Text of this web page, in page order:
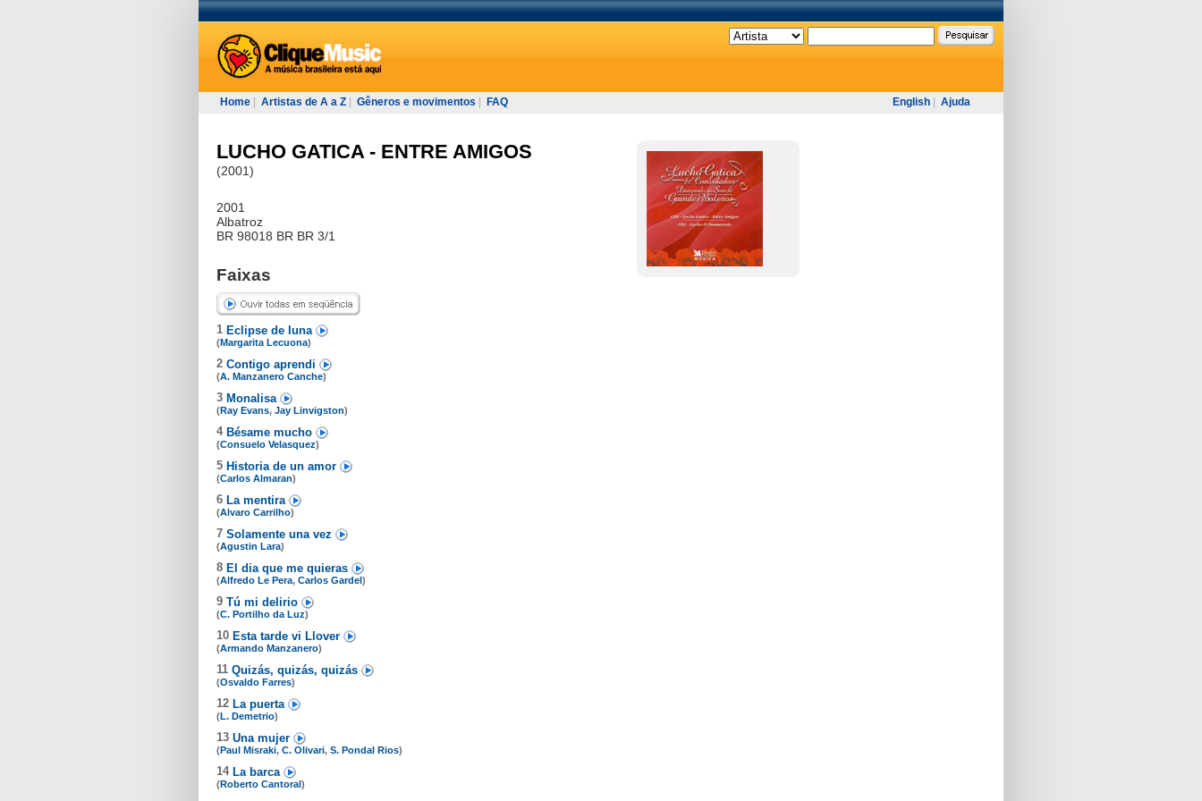
Home Artistas de A a Z Gêneros e movimentos FAQ English Ajuda
LUCHO GATICA - ENTRE AMIGOS
(2001)
2001
Albatroz
BR 98018 BR BR 3/1
Faixas
1 Eclipse de luna
(Margarita Lecuona)
2 Contigo aprendi
(A. Manzanero Canche)
3 Monalisa
(Ray Evans, Jay Linvigston)
4 Bésame mucho
(Consuelo Velasquez)
5 Historia de un amor
(Carlos Almaran)
6 La mentira
(Alvaro Carrilho)
7 Solamente una vez
(Agustin Lara)
8 El dia que me quieras
(Alfredo Le Pera, Carlos Gardel)
9 Tú mi delirio
(C. Portilho da Luz)
10 Esta tarde vi Llover
(Armando Manzanero)
11 Quizás, quizás, quizás
(Osvaldo Farres)
12 La puerta
(L. Demetrio)
13 Una mujer
(Paul Misraki, C. Olivari, S. Pondal Rios)
14 La barca
(Roberto Cantoral )